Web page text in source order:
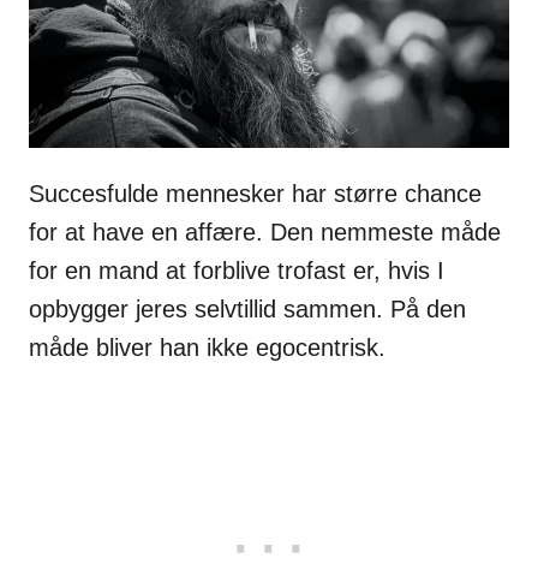
Succesfulde mennesker har større chance
for at have en affære. Den nemmeste måde
for en mand at forblive trofast er, hvis I
opbygger jeres selvtillid sammen. På den
måde bliver han ikke egocentrisk.